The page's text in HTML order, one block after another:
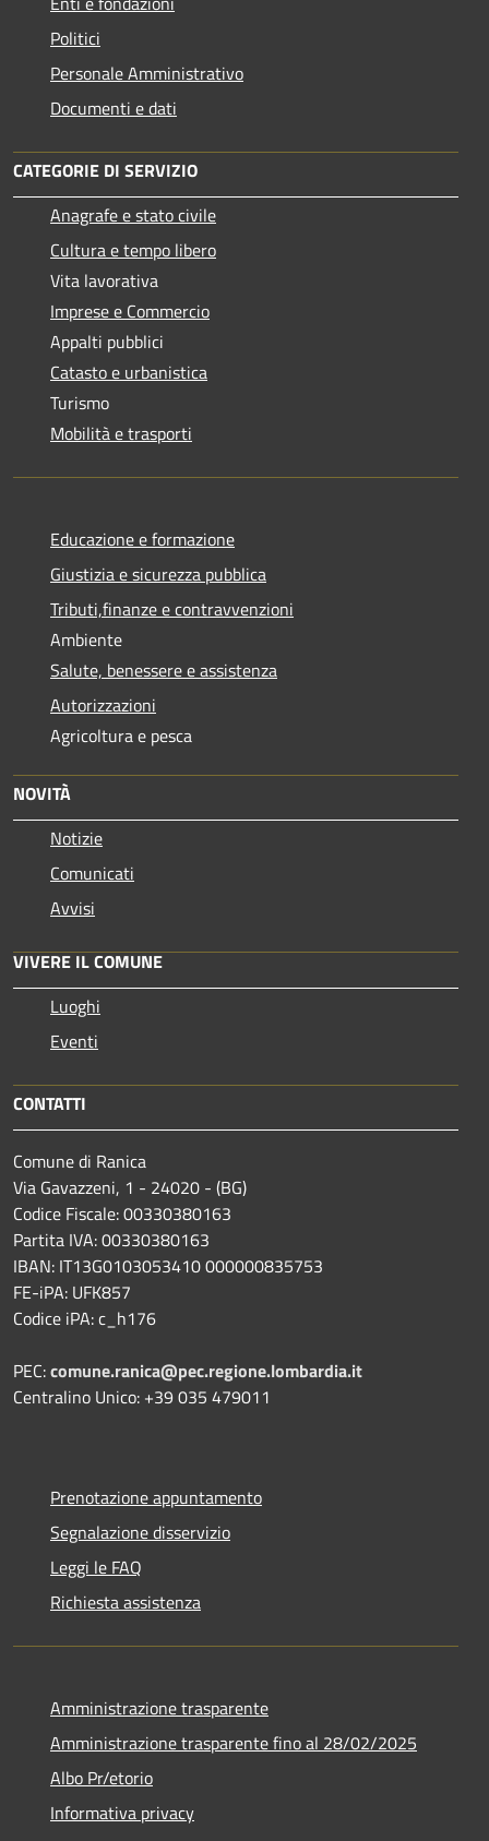
Politici
Personale Amministrativo
Documenti e dati
CATEGORIE DI SERVIZIO
Anagrafe e stato civile
Cultura e tempo libero
Vita lavorativa
Imprese e Commercio
Appalti pubblici
Catasto e urbanistica
Turismo
Mobilità e trasporti
Educazione e formazione
Giustizia e sicurezza pubblica
Tributi,finanze e contravvenzioni
Ambiente
Salute, benessere e assistenza
Autorizzazioni
Agricoltura e pesca
NOVITÀ
Notizie
Comunicati
Avvisi
VIVERE IL COMUNE
Luoghi
Eventi
CONTATTI
Comune di Ranica
Via Gavazzeni, 1 - 24020 - (BG)
Codice Fiscale: 00330380163
Partita IVA: 00330380163
IBAN: IT13G0103053410 000000835753
FE-iPA: UFK857
Codice iPA: c_h176
PEC:comune.ranica@pec.regione.lombardia.it
Centralino Unico: +39 035 479011
Prenotazione appuntamento
Segnalazione disservizio
Leggi le FAQ
Richiesta assistenza
Amministrazione trasparente
Amministrazione trasparente fino al 28/02/2025
Albo Pr/etorio
Informativa privacy